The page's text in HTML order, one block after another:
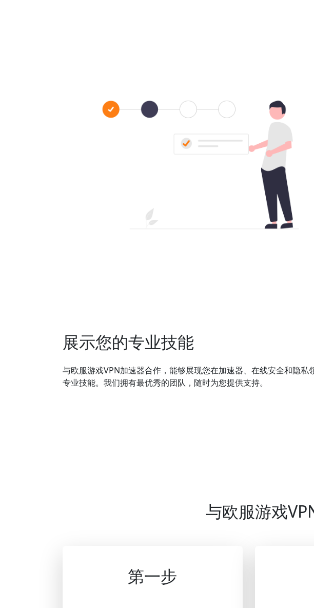
展示您的专业技能
与欧服游戏VPN加速器合作，能够展现您在加速器、在线安全和隐私
专业技能。我们拥有最优秀的团队，随时为您提供支持。
与欧服游戏
第一步